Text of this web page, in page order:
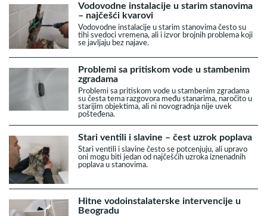
Vodovodne instalacije u starim stanovima
– najčešći kvarovi
Vodovodne instalacije u starim stanovima često su
tihi svedoci vremena, ali i izvor brojnih problema koji
se javljaju bez najave.
Problemi sa pritiskom vode u stambenim
zgradama
Problemi sa pritiskom vode u stambenim zgradama
su česta tema razgovora među stanarima, naročito u
starijim objektima, ali ni novogradnja nije uvek
pošteđena.
Stari ventili i slavine – čest uzrok poplava
Stari ventili i slavine često se potcenjuju, ali upravo
oni mogu biti jedan od najčešćih uzroka iznenadnih
poplava u stanovima.
Hitne vodoinstalaterske intervencije u
Beogradu